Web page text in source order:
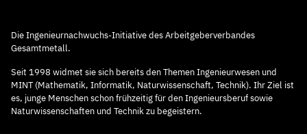
Die Ingenieurnachwuchs-Initiative des Arbeitgeberverbandes
Gesamtmetall.
Seit 1998 widmet sie sich bereits den Themen Ingenieurwesen und
MINT (Mathematik, Informatik, Naturwissenschaft, Technik). Ihr Ziel ist
es, junge Menschen schon frühzeitig für den Ingenieursberuf sowie
Naturwissenschaften und Technik zu begeistern.